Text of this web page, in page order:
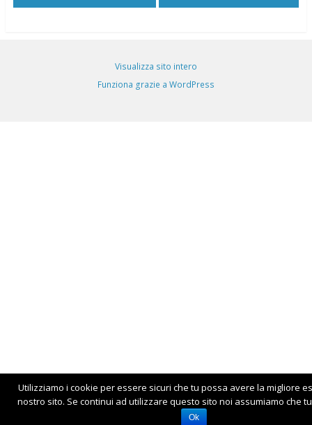
Visualizza sito intero
Funziona grazie a WordPress
Utilizziamo i cookie per essere sicuri che tu possa avere la migliore
nostro sito. Se continui ad utilizzare questo sito noi assumiamo che
Ok